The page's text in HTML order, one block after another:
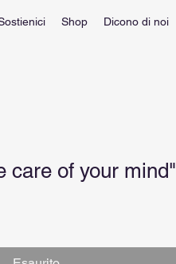
Shop Dicono di noi
care of your mind"